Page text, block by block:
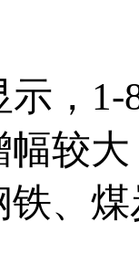
，1-
较
铁、